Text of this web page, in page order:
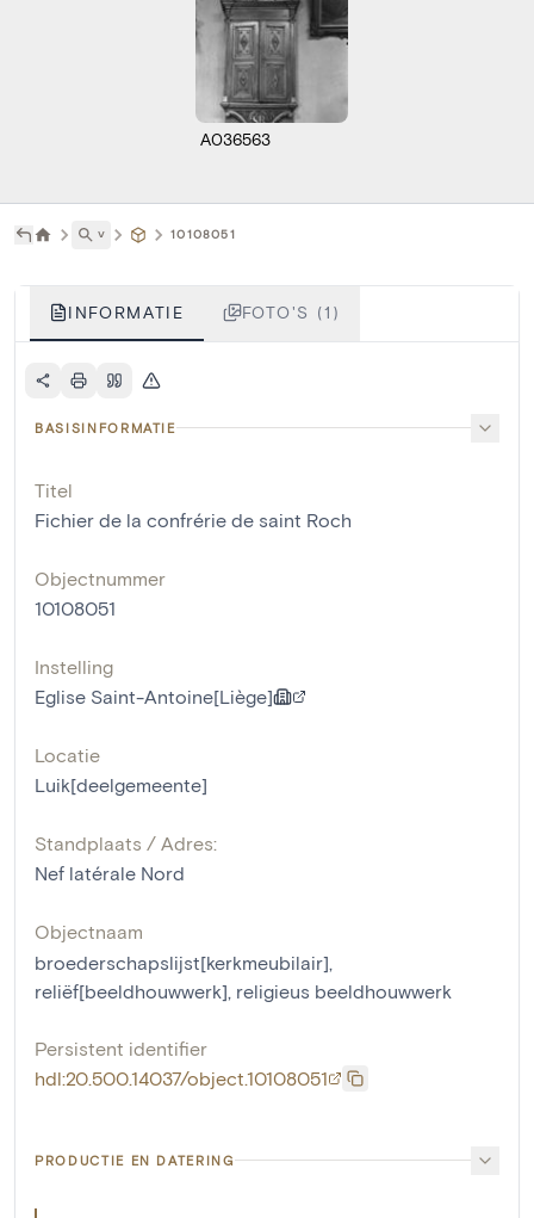
A036563
˅ 10108051
INFORMATIE FOTO'S (1)
BASISINFORMATIE
Titel
Fichier de la confrérie de saint Roch
Objectnummer
10108051
Instelling
Eglise Saint-Antoine[Liège]
Locatie
Luik[deelgemeente]
Standplaats / Adres:
Nef latérale Nord
Objectnaam
broederschapslijst[kerkmeubilair],
reliëf[beeldhouwwerk], religieus beeldhouwwerk
Persistent identifier
hdl:20.500.14037/object.10108051
PRODUCTIE EN DATERING